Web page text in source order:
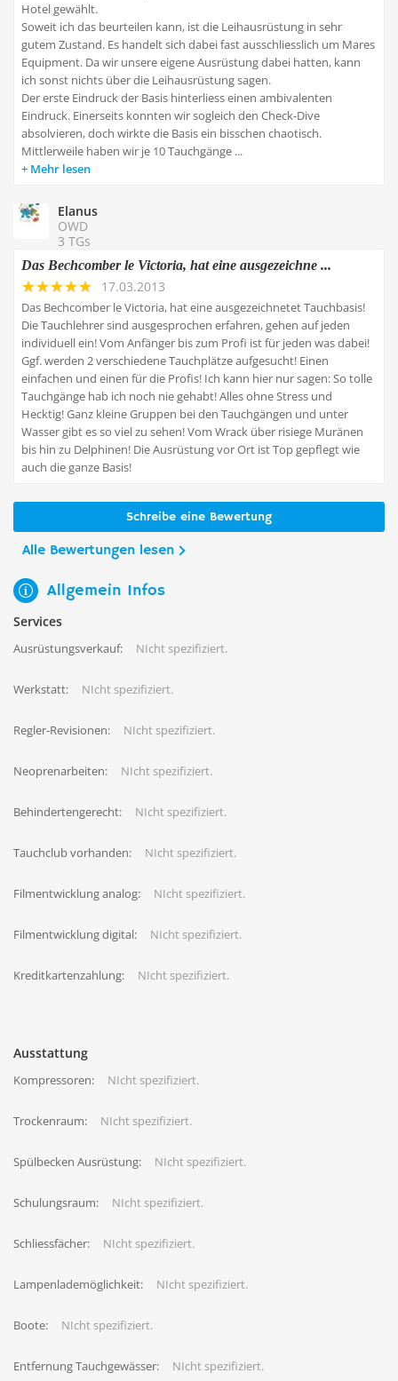
Hotel gewählt.
Soweit ich das beurteilen kann, ist die Leihausrüstung in sehr
gutem Zustand. Es handelt sich dabei fast ausschliesslich um Mares
Equipment. Da wir unsere eigene Ausrüstung dabei hatten, kann
ich sonst nichts über die Leihausrüstung sagen.
Der erste Eindruck der Basis hinterliess einen ambivalenten
Eindruck. Einerseits konnten wir sogleich den Check-Dive
absolvieren, doch wirkte die Basis ein bisschen chaotisch.
Mittlerweile haben wir je 10 Tauchgänge ...
Mehr lesen
Elanus
OWD
3 TGs
Das Bechcomber le Victoria, hat eine ausgezeichne ...
17.03.2013
Das Bechcomber le Victoria, hat eine ausgezeichnetet Tauchbasis!
Die Tauchlehrer sind ausgesprochen erfahren, gehen auf jeden
individuell ein! Vom Anfänger bis zum Profi ist für jeden was dabei!
Ggf. werden 2 verschiedene Tauchplätze aufgesucht! Einen
einfachen und einen für die Profis! Ich kann hier nur sagen: So tolle
Tauchgänge hab ich noch nie gehabt! Alles ohne Stress und
Hecktig! Ganz kleine Gruppen bei den Tauchgängen und unter
Wasser gibt es so viel zu sehen! Vom Wrack über risiege Muränen
bis hin zu Delphinen! Die Ausrüstung vor Ort ist Top gepflegt wie
auch die ganze Basis!
Schreibe eine Bewertung
Alle Bewertungen lesen
Allgemein Infos
Services
Ausrüstungsverkauf: NIcht spezifiziert.
Werkstatt: NIcht spezifiziert.
Regler-Revisionen: NIcht spezifiziert.
Neoprenarbeiten: NIcht spezifiziert.
Behindertengerecht: NIcht spezifiziert.
Tauchclub vorhanden: NIcht spezifiziert.
Filmentwicklung analog: NIcht spezifiziert.
Filmentwicklung digital: NIcht spezifiziert.
Kreditkartenzahlung: NIcht spezifiziert.
Ausstattung
Kompressoren: NIcht spezifiziert.
Trockenraum: NIcht spezifiziert.
Spülbecken Ausrüstung: NIcht spezifiziert.
Schulungsraum: NIcht spezifiziert.
Schliessfächer: NIcht spezifiziert.
Lampenlademöglichkeit: NIcht spezifiziert.
Boote: NIcht spezifiziert.
Entfernung Tauchgewässer: NIcht spezifiziert.